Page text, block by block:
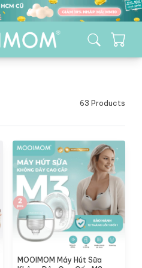
63 Products
MOOIMOM Máy Hút Sữa